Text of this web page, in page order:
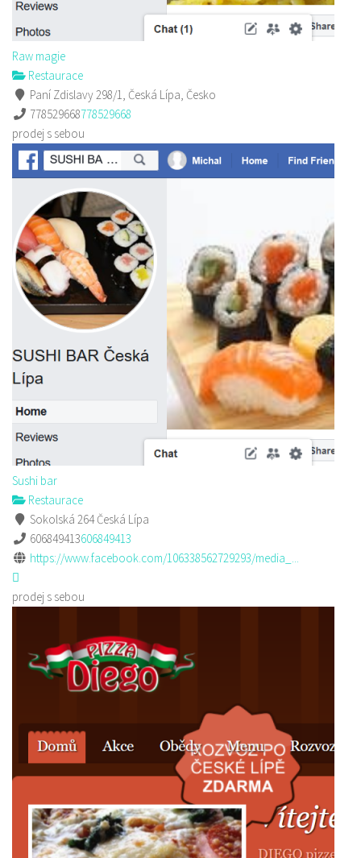
Raw magie
Restaurace
Paní Zdislavy 298/1, Česká Lípa, Česko
778529668778529668
prodej s sebou
Sushi bar
Restaurace
Sokolská 264 Česká Lípa
606849413606849413
https://www.facebook.com/106338562729293/media_...
prodej s sebou